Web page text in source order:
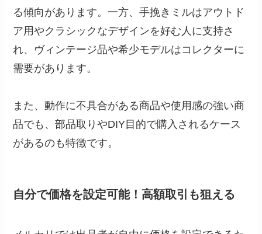
る傾向があります。一方、手挽きミルはアウトド
ア用やクラシックなデザインを好む人に支持さ
れ、ヴィンテージ品や希少モデルはコレクターに
需要があります。
また、動作に不具合がある商品や使用感の強い商
品でも、部品取りやDIY目的で購入されるケース
があるのも特徴です。
自分で価格を設定可能！高額取引も狙える